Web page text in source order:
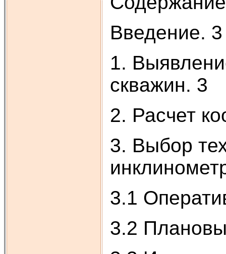
Введение. 3
1.
скважин. 3
2. Расчет
3. Выбор
3.1
3.2